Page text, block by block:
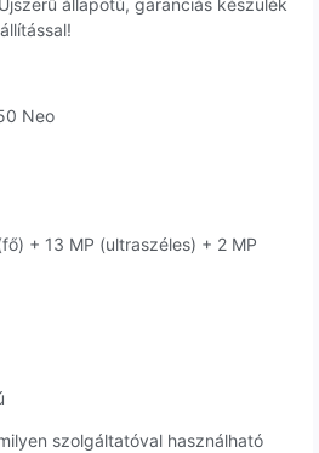
Neo
+ 13 MP (ultraszéles) + 2 MP
szolgáltatóval használható